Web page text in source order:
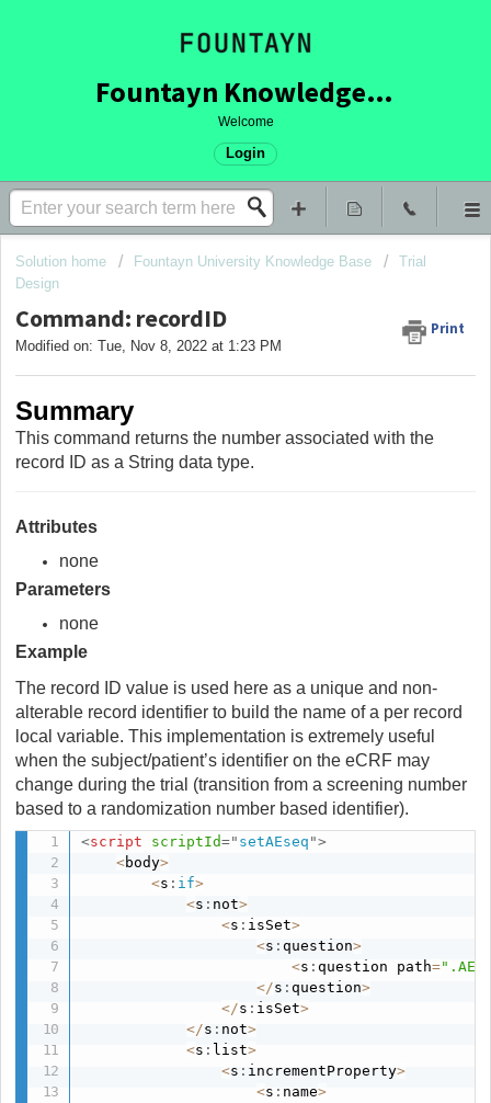
Fountayn Knowledge Base
Welcome
Login
Solution home Fountayn University Knowledge Base
Trial
Design
Command: recordID Print
Modified on: Tue, Nov 8, 2022 at 1:23 PM
Summary
This command returns the number associated with the
record ID as a String data type.
Attributes
none
Parameters
none
Example
The record ID value is used here as a unique and non-
alterable record identifier to build the name of a per record
local variable. This implementation is extremely useful
when the subject/patient’s identifier on the eCRF may
change during the trial (transition from a screening number
based to a randomization number based identifier).
<script scriptId=" setAEseq ">
<body>
<s : if>
<s : not>
<s : isSet>
<s :question>
<s :question path=
</s :question>
</s : isSet>
</s : not>
<s : list>
<s : incrementProperty>
<s : name>